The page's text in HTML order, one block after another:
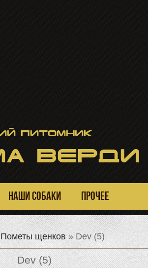
питомник
ВЕРДИ
НАШИ СОБАКИ ПРОЧЕЕ
Пометы щенков» Dev (5)
Dev (5)